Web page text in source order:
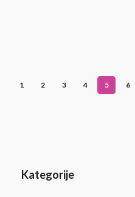
1 2 3 4 5 6
Kategorije